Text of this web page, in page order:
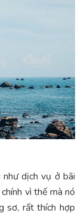
dịch vụ ở bãi
vì thế mà nó
sơ, rất thích hợp